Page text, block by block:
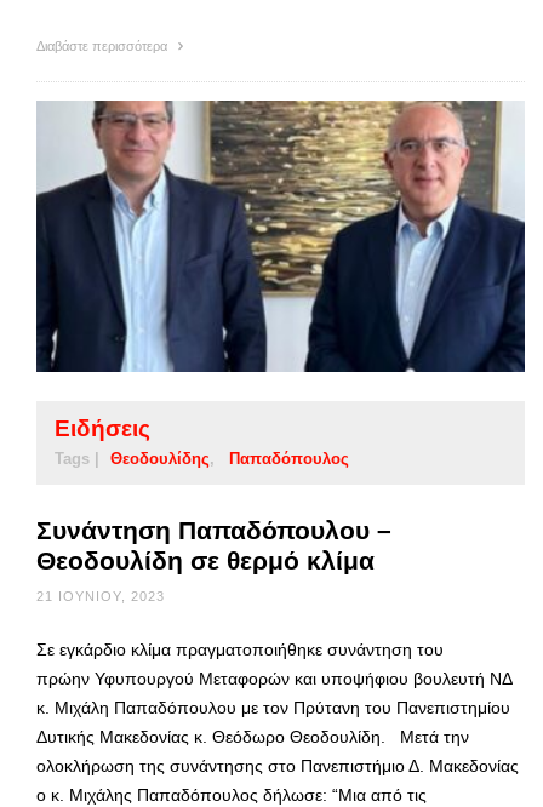
Διαβάστε περισσότερα
Ειδήσεις
Tags | Θεοδουλίδης Παπαδόπουλος
Συνάντηση Παπαδόπουλου –
Θεοδουλίδη σε θερμό κλίμα
21 ΙΟΥΝΊΟΥ, 2023
Σε εγκάρδιο κλίμα πραγματοποιήθηκε συνάντηση του
πρώην Υφυπουργού Μεταφορών και υποψήφιου βουλευτή ΝΔ
κ. Μιχάλη Παπαδόπουλου με τον Πρύτανη του Πανεπιστημίου
Δυτικής Μακεδονίας κ. Θεόδωρο Θεοδουλίδη. Μετά την
ολοκλήρωση της συνάντησης στο Πανεπιστήμιο Δ. Μακεδονίας
ο κ. Μιχάλης Παπαδόπουλος δήλωσε: “Μια από τις